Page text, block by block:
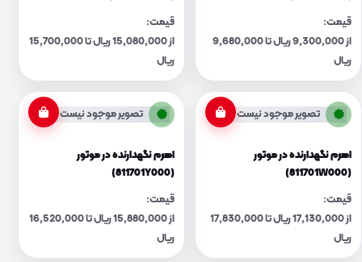
قیمت:
از 9,300,000 ریال تا 9,680,000
ریال
قیمت:
از 15,080,000 ریال تا 15,700,000
ریال
تصویر موجود نیست
اهرم نگهدارنده در موتور
(811701W000)
قیمت:
از 17,130,000 ریال تا 17,830,000
ریال
تصویر موجود نیست
اهرم نگهدارنده در موتور
(811701Y000)
قیمت:
از 15,880,000 ریال تا 16,520,000
ریال